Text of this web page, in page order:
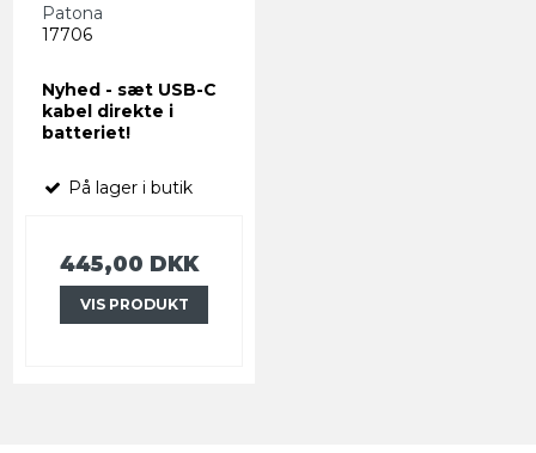
Patona
17706
Nyhed - sæt USB-C
kabel direkte i
batteriet!
På lager i butik
445,00 DKK
VIS PRODUKT